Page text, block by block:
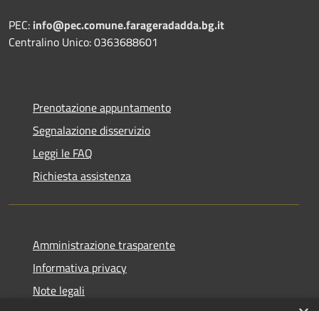
PEC: info@pec.comune.farageradadda.bg.it
Centralino Unico: 0363688601
Prenotazione appuntamento
Segnalazione disservizio
Leggi le FAQ
Richiesta assistenza
Amministrazione trasparente
Informativa privacy
Note legali